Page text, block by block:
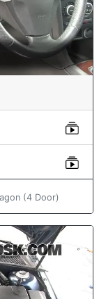
(4 Door)